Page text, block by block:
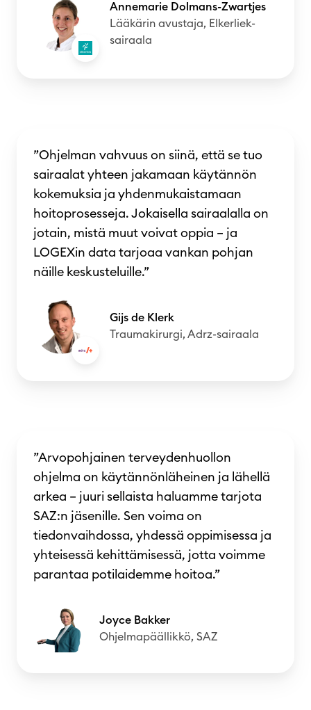
Annemarie Dolmans-Zwartjes
Lääkärin avustaja, Elkerliek-
sairaala
”Ohjelman vahvuus on siinä, että se tuo
sairaalat yhteen jakamaan käytännön
kokemuksia ja yhdenmukaistamaan
hoitoprosesseja. Jokaisella sairaalalla on
jotain, mistä muut voivat oppia – ja
LOGEXin data tarjoaa vankan pohjan
näille keskusteluille.”
Gijs de Klerk
Traumakirurgi, Adrz-sairaala
”Arvopohjainen terveydenhuollon
ohjelma on käytännönläheinen ja lähellä
arkea – juuri sellaista haluamme tarjota
SAZ:n jäsenille. Sen voima on
tiedonvaihdossa, yhdessä oppimisessa ja
yhteisessä kehittämisessä, jotta voimme
parantaa potilaidemme hoitoa.”
Joyce Bakker
Ohjelmapäällikkö, SAZ